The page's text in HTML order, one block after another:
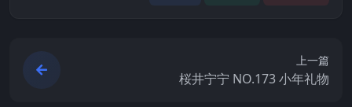
上一篇
桜井宁宁 NO.173 小年礼物